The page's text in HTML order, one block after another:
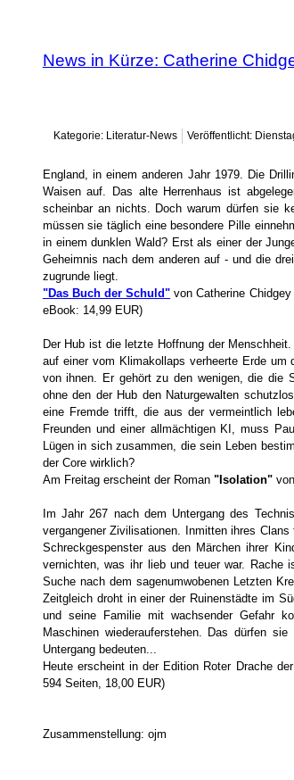
News in Kürze: Catherine
Kategorie: Literatur-News Veröffentlicht:
England, in einem anderen Jahr 1979. Die
Waisen auf. Das alte Herrenhaus ist
scheinbar an nichts. Doch warum dürfen sie
müssen sie täglich eine besondere Pille
in einem dunklen Wald? Erst als einer der
Geheimnis nach dem anderen auf - und die
zugrunde liegt.
"Das Buch der Schuld" von Catherine
eBook: 14,99 EUR)
Der Hub ist die letzte Hoffnung der
auf einer vom Klimakollaps verheerte Erde
von ihnen. Er gehört zu den wenigen, die die
ohne den der Hub den Naturgewalten
eine Fremde trifft, die aus der vermeintlich
Freunden und einer allmächtigen KI, muss
Lügen in sich zusammen, die sein Leben
der Core wirklich?
Am Freitag erscheint der Roman "Isolation"von
Im Jahr 267 nach dem Untergang des
vergangener Zivilisationen. Inmitten ihres
Schreckgespenster aus den Märchen ihrer
vernichten, was ihr lieb und teuer war.
Suche nach dem sagenumwobenen Letzten
Zeitgleich droht in einer der Ruinenstädte im
und seine Familie mit wachsender Gefahr
Maschinen wiederauferstehen. Das dürfen
Untergang bedeuten...
Heute erscheint in der Edition Roter Drache
594 Seiten, 18,00 EUR)
Zusammenstellung: ojm